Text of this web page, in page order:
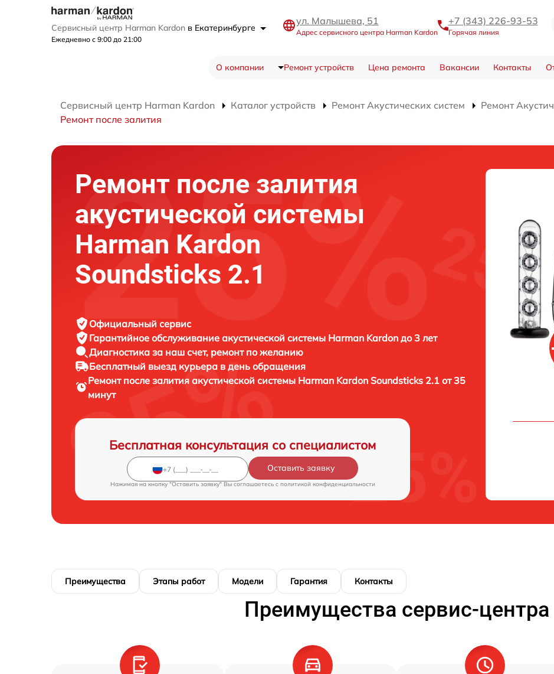
Сервисный центр Harman Kardon в Екатеринбурге
Ежедневно с 9:00 до 21:00
ул. Малышева, 51
Адрес сервисного центра Harman Kardon
+7 (343) 226-93-53
Горячая линия
О компании Ремонт устройств Цена ремонта Вакансии Контакты
Сервисный центр Harman Kardon Каталог устройств Ремонт Акустических систем
Ремонт
Ремонт после залития
Ремонт после залития
акустической системы
Harman Kardon
Soundsticks 2.1
Официальный сервис
Гарантийное обслуживание акустической системы Harman Kardon до 3 лет
Диагностика за наш счет, ремонт по желанию
Бесплатный выезд курьера в день обращения
Ремонт после залития акустической системы Harman Kardon Soundsticks 2.1 от 35
минут
Бесплатная консультация со специалистом
Оставить заявку
Нажимая на кнопку "Оставить заявку" Вы соглашаетесь c политикой конфиденциальности
Преимущества Этапы работ Модели Гарантия Контакты
Преимущества сервис-центра